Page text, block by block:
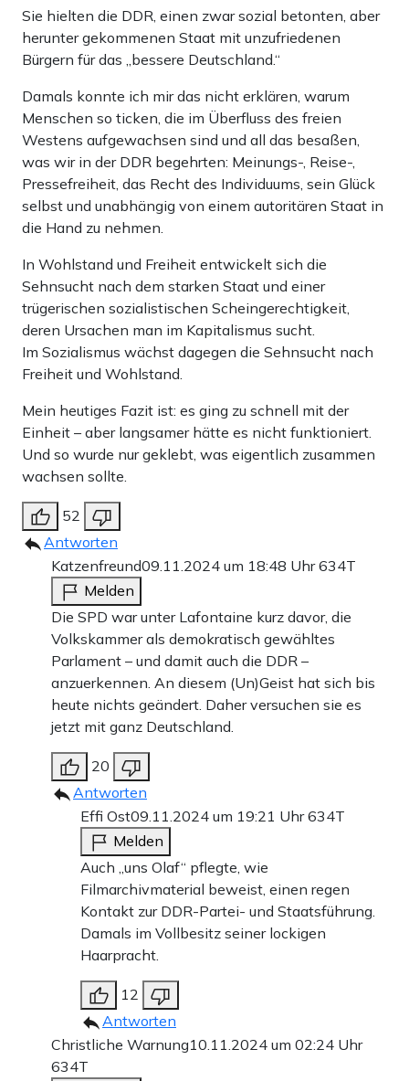
Sozialdemokraten und Grünen gegangen, wäre
Deutschland noch heute ein geteiltes Land.
Helmut Kohl holte die Ostdeutschen dort ab, wo sie
standen – auf Augenhöhe. Es war eine historische Rede,
die Kohl am 19. Dezember 1989 vor den Ruinen der
Frauenkirche in Dresden hielt. Er drückte Respekt vor den
Ostdeutschen und ihrem Recht aus, ihre Zukunft selbst zu
Er erklärte aber: „Mein Ziel bleibt, wenn die
geschichtliche Stunde es zulässt, die Einheit unserer
Nation.“ Jubelstürme auf dem Neumarkt, wo tausende
DDR-Bürger dem Kanzler zuhören. Sie wollten nicht mehr
Doch Kohl wollte nicht nur über die deutsche Einheit
sprechen – er wollte sie auch umsetzen. Im Geheimen
scharte er die engsten Vertrauten um sich. Nicht in Bonn,
wo er Indiskretionen und Lecks fürchtete, sondern in
seiner pfälzischen Heimat Oggersheim. Sie formulierten
gemeinsam den 10-Punkte-Plan, der die Grundlage zur
Wiedervereinigung wurde. Niemand wusste davon – nicht
die Alliierten Besatzungsmächte, nicht der Bundestag,
nicht mal das Kabinett und der Koalitionspartner FDP.
Abgetippt wurden sie von Helmut Kohls Ehefrau
Hannelore auf einer kleinen Reiseschreibmaschine. Sie
schrieb damit wortwörtlich Geschichte.
Werbung
Sie hielten die DDR, einen zwar sozial betonten, aber
herunter gekommenen Staat mit unzufriedenen
Bürgern für das „bessere Deutschland.“
Damals konnte ich mir das nicht erklären, warum
Menschen so ticken, die im Überfluss des freien
Westens aufgewachsen sind und all das besaßen,
was wir in der DDR begehrten: Meinungs-, Reise-,
Pressefreiheit, das Recht des Individuums, sein Glück
selbst und unabhängig von einem autoritären Staat in
die Hand zu nehmen.
In Wohlstand und Freiheit entwickelt sich die
Sehnsucht nach dem starken Staat und einer
trügerischen sozialistischen Scheingerechtigkeit,
deren Ursachen man im Kapitalismus sucht.
Im Sozialismus wächst dagegen die Sehnsucht nach
Freiheit und Wohlstand.
Mein heutiges Fazit ist: es ging zu schnell mit der
Einheit – aber langsamer hätte es nicht funktioniert.
Und so wurde nur geklebt, was eigentlich zusammen
wachsen sollte.
52
Antworten
Katzenfreund09.11.2024 um 18:48 Uhr634T
Melden
Die SPD war unter Lafontaine kurz davor, die
Volkskammer als demokratisch gewähltes
Parlament – und damit auch die DDR –
anzuerkennen. An diesem (Un)Geist hat sich bis
heute nichts geändert. Daher versuchen sie es
jetzt mit ganz Deutschland.
20
Antworten
Effi Ost09.11.2024 um 19:21 Uhr634T
Melden
Auch „uns Olaf“ pflegte, wie
Filmarchivmaterial beweist, einen regen
Kontakt zur DDR-Partei- und Staatsführung.
Damals im Vollbesitz seiner lockigen
Haarpracht.
12
Antworten
Christliche Warnung10.11.2024 um 02:24 Uhr
634T